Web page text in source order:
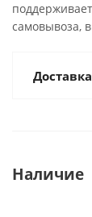
самовывоза,
Доставка
Наличие